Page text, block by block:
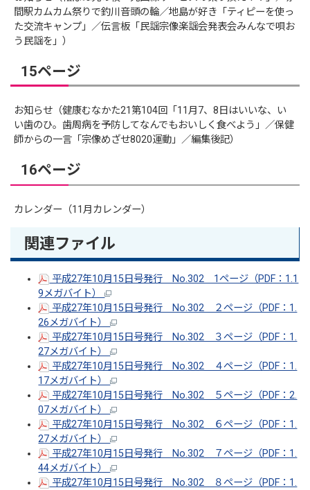
間駅カムカム祭りで釣川音頭の輪／地島が好き「ティピーを使っ
た交流キャンプ」／伝言板「民謡宗像楽謡会発表会みんなで唄お
う民謡を」）
15ページ
お知らせ（健康むなかた21第104回「11月7、8日はいいな、い
い歯のひ。歯周病を予防してなんでもおいしく食べよう」／保健
師からの一言「宗像めざせ8020運動」／編集後記）
16ページ
カレンダー（11月カレンダー）
関連ファイル
平成27年10月15日号発行 No.302 1ページ（PDF：1.1
9メガバイト）
平成27年10月15日号発行 No.302 ２ページ（PDF：1.
26メガバイト）
平成27年10月15日号発行 No.302 ３ページ（PDF：1.
27メガバイト）
平成27年10月15日号発行 No.302 ４ページ（PDF：1.
17メガバイト）
平成27年10月15日号発行 No.302 ５ページ（PDF：2.
07メガバイト）
平成27年10月15日号発行 No.302 ６ページ（PDF：1.
27メガバイト）
平成27年10月15日号発行 No.302 ７ページ（PDF：1.
44メガバイト）
平成27年10月15日号発行 No.302 ８ページ（PDF：1.